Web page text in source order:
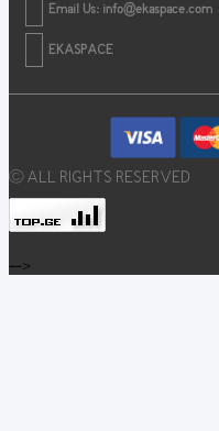
Email Us: info@ekaspace.com
EKASPACE
© ALL RIGHTS RESERVED
-->